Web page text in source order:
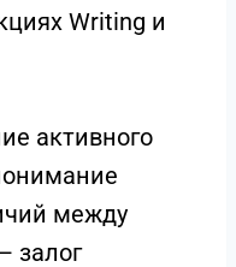
Writing и
активного
между
залог